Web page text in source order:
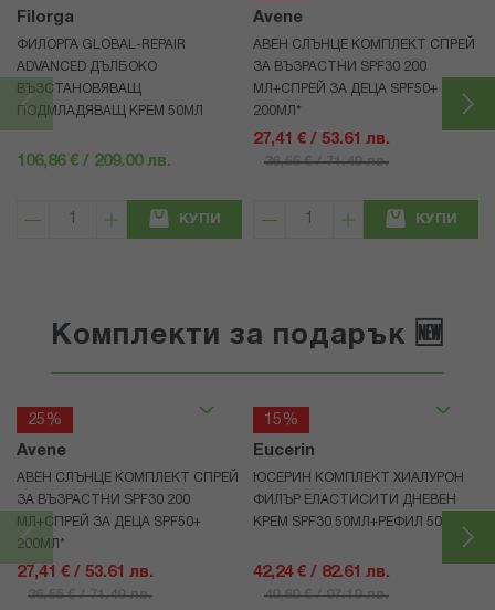
Filorga
ФИЛОРГА GLOBAL-REPAIR
ADVANCED ДЪЛБОКО
ВЪЗСТАНОВЯВАЩ
ПОДМЛАДЯВАЩ КРЕМ 50МЛ
106,86 € / 209.00 лв.
КУПИ
Avene
АВЕН СЛЪНЦЕ КОМПЛЕКТ СПРЕЙ
ЗА ВЪЗРАСТНИ SPF30 200
МЛ+СПРЕЙ ЗА ДЕЦА SPF50+
200МЛ*
27,41 € / 53.61 лв.
36,55 € / 71.49 лв.
КУПИ
Комплекти за подарък 🆕
25%
Avene
АВЕН СЛЪНЦЕ КОМПЛЕКТ СПРЕЙ
ЗА ВЪЗРАСТНИ SPF30 200
МЛ+СПРЕЙ ЗА ДЕЦА SPF50+
200МЛ*
27,41 € / 53.61 лв.
36,55 € / 71.49 лв.
15%
Eucerin
ЮСЕРИН КОМПЛЕКТ ХИАЛУРОН
ФИЛЪР ЕЛАСТИСИТИ ДНЕВЕН
КРЕМ SPF30 50МЛ+РЕФИЛ 50МЛ
42,24 € / 82.61 лв.
49,69 € / 97.19 лв.